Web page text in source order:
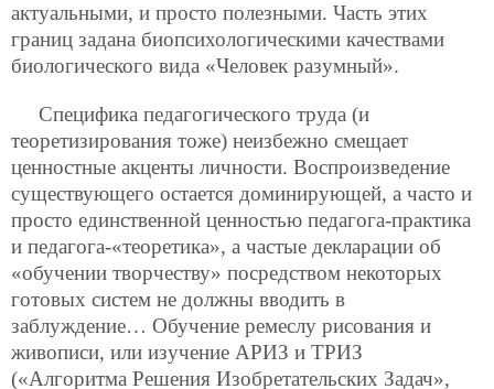
актуальными, и просто полезными. Часть этих
границ задана биопсихологическими качествами
биологического вида «Человек разумный».
Специфика педагогического труда (и
теоретизирования тоже) неизбежно смещает
ценностные акценты личности. Воспроизведение
существующего остается доминирующей, а часто и
просто единственной ценностью педагога-практика
и педагога-«теоретика», а частые декларации об
«обучении творчеству» посредством некоторых
готовых систем не должны вводить в
заблуждение… Обучение ремеслу рисования и
живописи, или изучение АРИЗ и ТРИЗ
(«Алгоритма Решения Изобретательских Задач»,